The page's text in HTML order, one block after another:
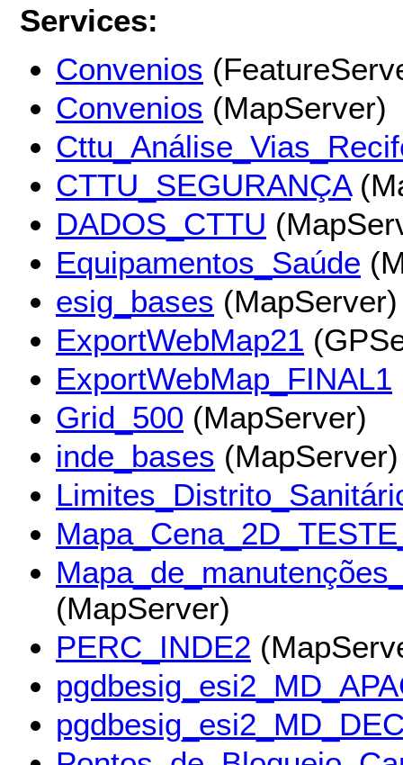
Services:
Convenios
Convenios (MapServer)
CTTU_SEGURANÇA
DADOS_CTTU
Equipamentos_Saúde
esig_bases (MapServer)
ExportWebMap21
ExportWebMap_FINAL1
Grid_500 (MapServer)
inde_bases (MapServer)
(MapServer)
PERC_INDE2